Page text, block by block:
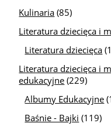
Kulinaria (85)
Literatura dziecięca i
Literatura dziecięca
Literatura dziecięca i
edukacyjne (229)
Albumy Edukacyjne
Baśnie - Bajki (119)